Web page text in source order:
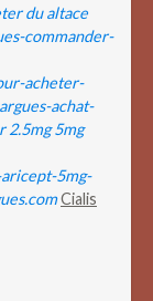
du altace
commander-
acheter-
achat-
2.5mg 5mg
5mg-
Cialis